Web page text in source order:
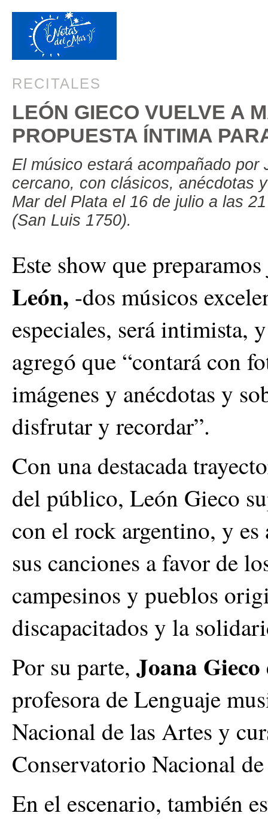
RECITALES
LEÓN GIECO VUELVE A
PROPUESTA ÍNTIMA
El músico estará acompañado
cercano, con clásicos, anécdotas
Mar del Plata el 16 de julio a las
(San Luis 1750).
Este show que
León, -dos músicos
especiales, será intimista,
agregó que “contará con
imágenes y anécdotas y
disfrutar y recordar”.
Con una destacada
del público, León Gieco
con el rock argentino, y
sus canciones a favor de
campesinos y pueblos
discapacitados y la
Por su parte, Joana Gieco
profesora de Lenguaje
Nacional de las Artes y
Conservatorio Nacional
En el escenario, también